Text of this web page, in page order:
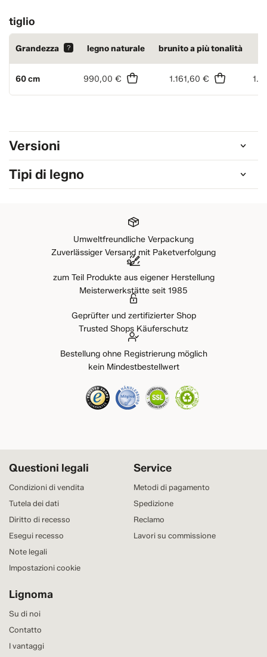
tiglio
Grandezza ? legno naturale brunito a più tonalità
60 cm 990,00 € 1.161,60 €
Versioni
Tipi di legno
Umweltfreundliche Verpackung
Zuverlässiger Versand mit Paketverfolgung
zum Teil Produkte aus eigener Herstellung
Meisterwerkstätte seit 1985
Geprüfter und zertifizierter Shop
Trusted Shops Käuferschutz
Bestellung ohne Registrierung möglich
kein Mindestbestellwert
Service
Metodi di pagamento
Spedizione
Reclamo
Lavori su commissione
Questioni legali
Condizioni di vendita
Tutela dei dati
Diritto di recesso
Esegui recesso
Note legali
Impostazioni cookie
Lignoma
Su di noi
Contatto
I vantaggi